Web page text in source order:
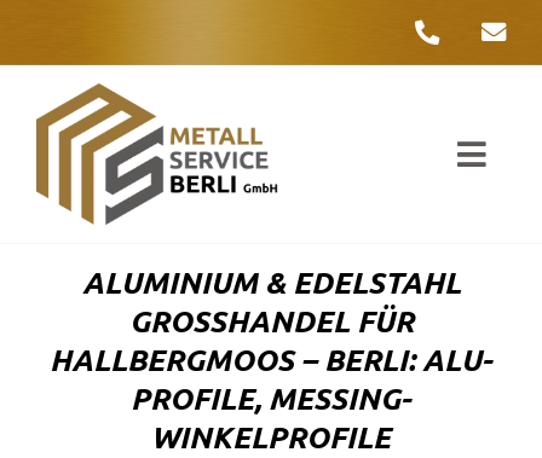
ALUMINIUM & EDELSTAHL
GROSSHANDEL FÜR H
ALLBERGMOOS – BERLI: ALU-P
ROFILE, MESSING-W
INKELPROFILE